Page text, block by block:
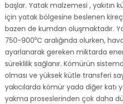
başlar. Yatak malzemesi , yakıtın
için yatak bölgesine beslenen
bazen de kumdan oluşmaktadır.
750-900⁰C aralığında olurken,
ayarlanarak gereken miktarda
süreklilik sağlanır. Kömürün
olması ve yüksek kütle transferi
yakıcılarda kömür yada diğer katı
yakma proseslerinden çok daha